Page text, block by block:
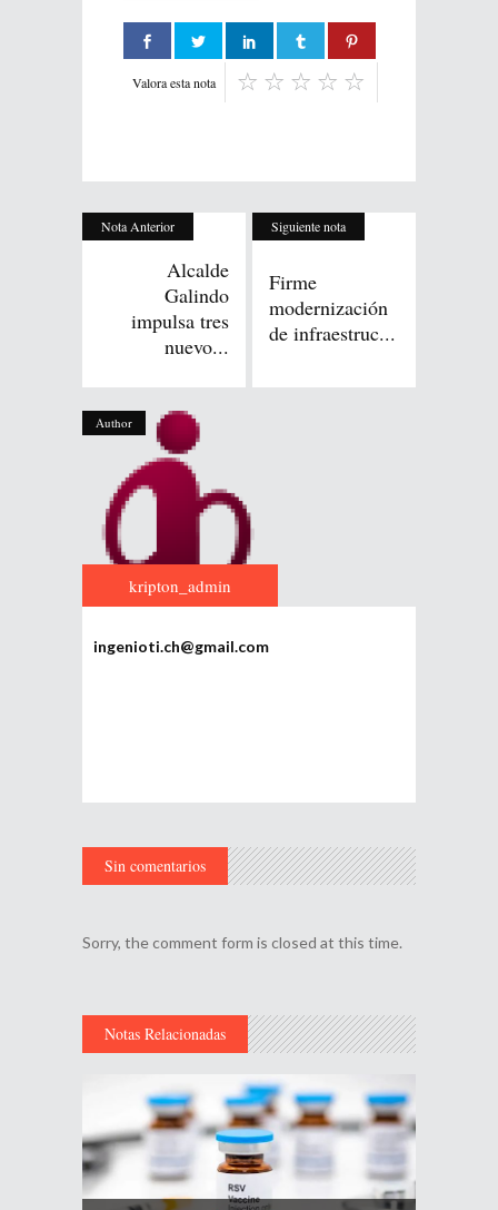
Valora esta nota
Nota Anterior
Alcalde
Galindo
impulsa tres
nuevo...
Siguiente nota
Firme
modernización
de infraestruc...
Author
kripton_admin
ingenioti.ch@gmail.com
Sin comentarios
Sorry, the comment form is closed at this time.
Notas Relacionadas